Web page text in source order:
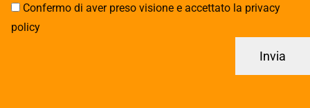
Confermo di aver preso visione e accettato la privacy
policy